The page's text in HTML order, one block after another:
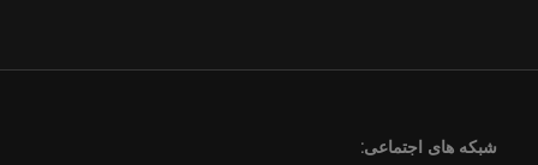
شبکه های اجتماعی: